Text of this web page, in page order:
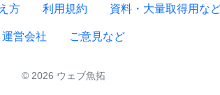
方 利用規約 資料・大量取得用な
運営会社 ご意見など
© 2026 ウェブ魚拓